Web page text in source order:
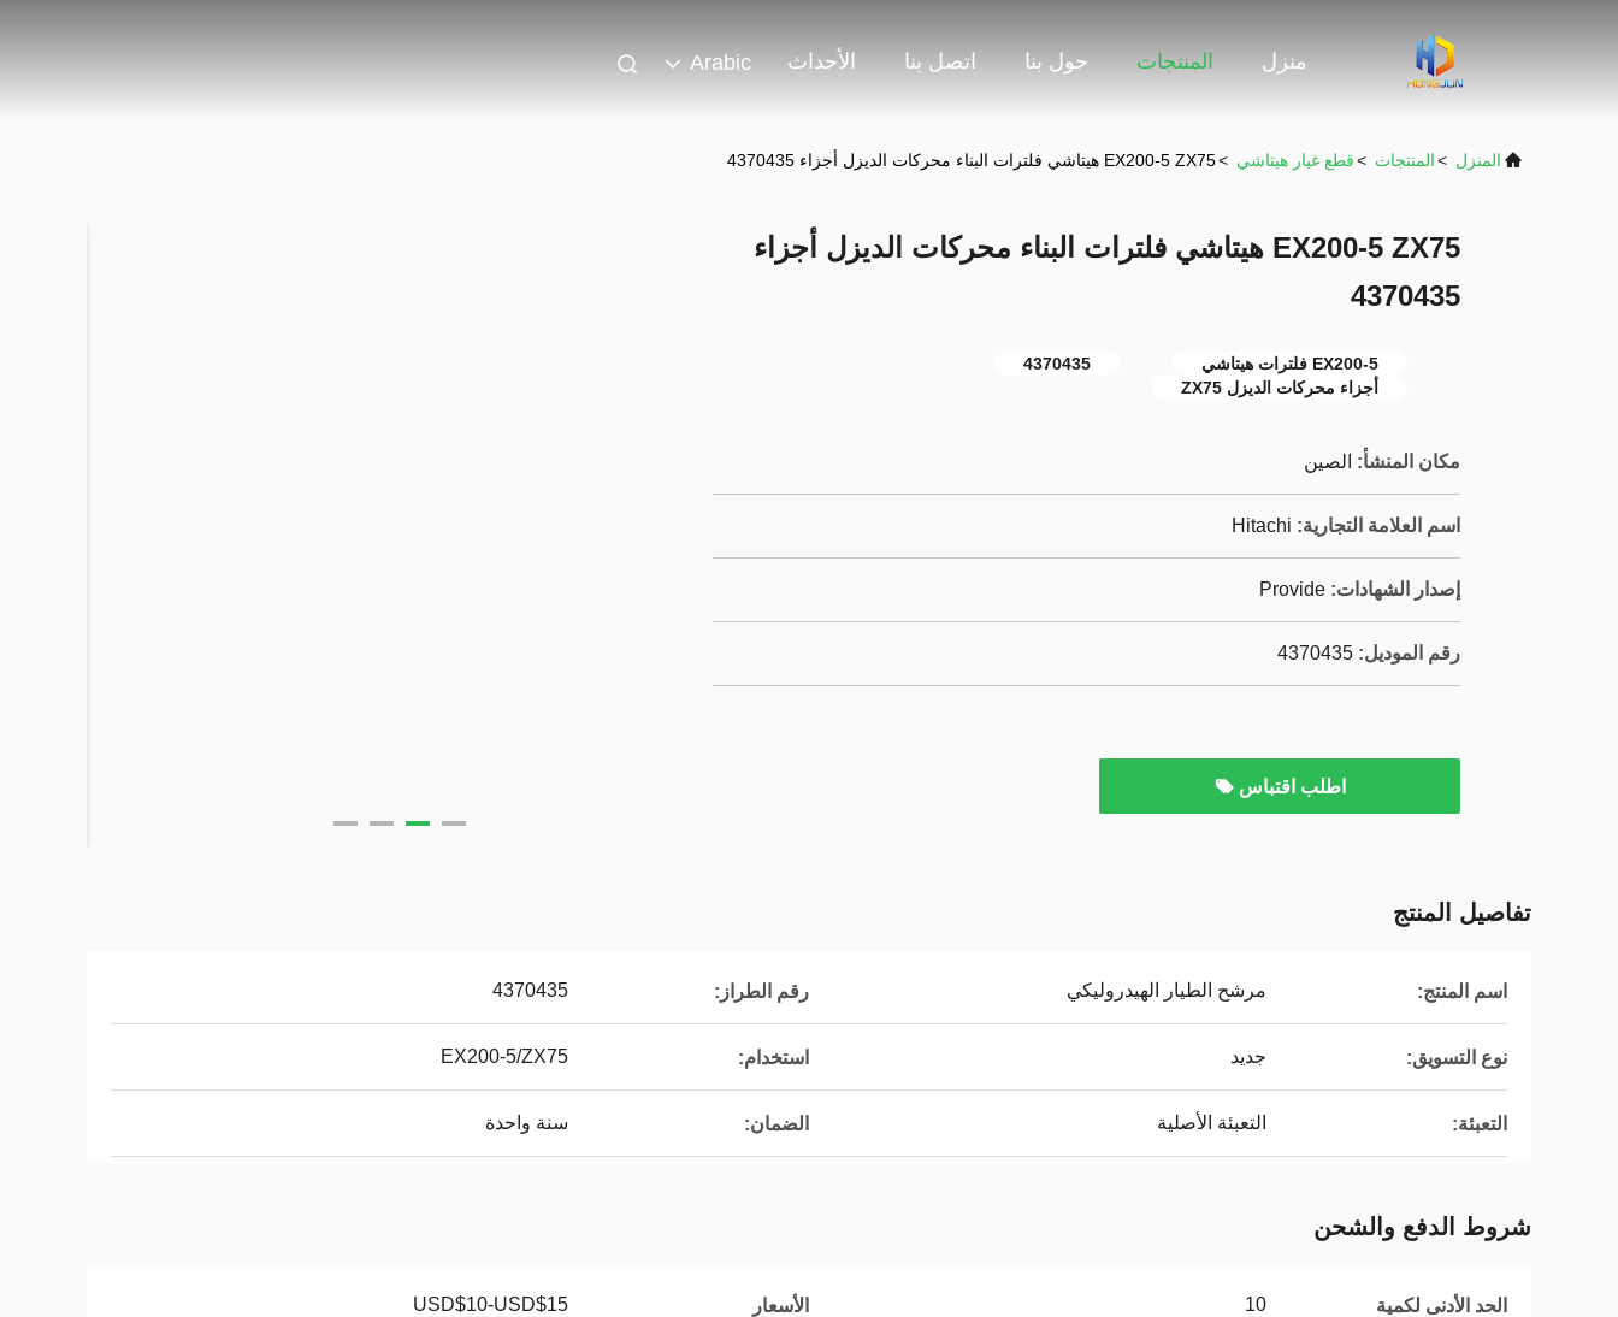
منزل المنتجات حول بنا اتصل بنا الأحداث Arabic
المنزل >المنتجات >قطع غيار هيتاشي >EX200-5 ZX75 هيتاشي فلترات البناء محركات الديزل أجزاء 4370435
EX200-5 ZX75 هيتاشي فلترات البناء محركات الديزل أجزاء
4370435
EX200-5 فلترات هيتاشي
4370435
أجزاء محركات الديزل ZX75
مكان المنشأ: الصين
اسم العلامة التجارية: Hitachi
إصدار الشهادات: Provide
رقم الموديل: 4370435
اطلب اقتباس
تفاصيل المنتج
اسم المنتج: مرشح الطيار الهيدروليكي رقم الطراز: 4370435
نوع التسويق: جديد استخدام: EX200-5/ZX75
التعبئة: التعبئة الأصلية الضمان: سنة واحدة
شروط الدفع والشحن
الحد الأدنى لكمية 10 الأسعار USD$10-USD$15